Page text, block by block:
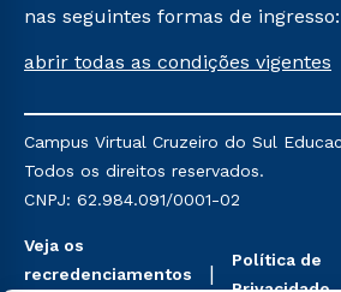
nas seguintes formas de
Já para as demais, a taxa de
mencionadas são referentes aos
Religioso, Geografia para a
do Ensino de História: Questões
abrir todas as condições vigentes
Campus Virtual Cruzeiro do Sul
Todos os direitos reservados.
CNPJ: 62.984.091/0001-02
Veja os
recredenciamentos
Política de